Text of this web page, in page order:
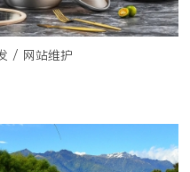
/ 网站维护